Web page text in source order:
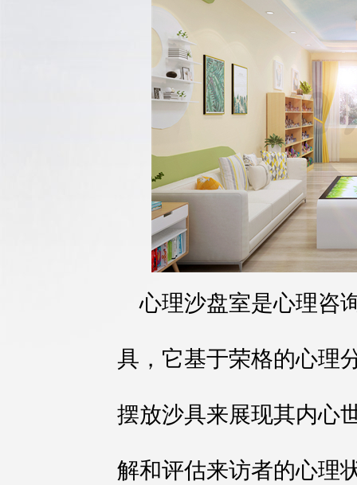
心理沙盘室是心理咨
具，它基于荣格的心理
摆放沙具来展现其内心
解和评估来访者的心理